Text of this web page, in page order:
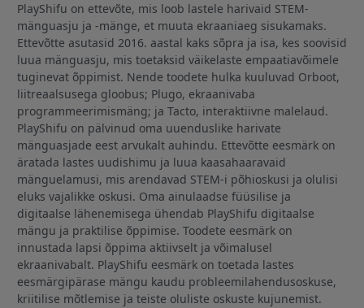
PlayShifu on ettevõte, mis loob lastele harivaid STEM-
mänguasju ja -mänge, et muuta ekraaniaeg sisukamaks.
Ettevõtte asutasid 2016. aastal kaks sõpra ja isa, kes soovisid
luua mänguasju, mis toetaksid väikelaste empaatiavõimele
tuginevat õppimist. Nende toodete hulka kuuluvad Orboot,
liitreaalsusega gloobus; Plugo, ekraanivaba
programmeerimismäng; ja Tacto, interaktiivne malelaud.
PlayShifu on pälvinud oma uuenduslike harivate
mänguasjade eest arvukalt auhindu. Ettevõtte eesmärk on
äratada lastes uudishimu ja luua kaasahaaravaid
mänguelamusi, mis arendavad STEM-i põhioskusi ja olulisi
eluks vajalikke oskusi. Oma ainulaadse füüsilise ja
digitaalse lähenemisega ühendab PlayShifu digitaalse
mängu ja praktilise õppimise. Toodete eesmärk on
innustada lapsi õppima aktiivselt ja võimalusel
ekraanivabalt. PlayShifu eesmärk on toetada lastes
eesmärgipärase mängu kaudu probleemilahendusoskuse,
kriitilise mõtlemise ja teiste oluliste oskuste kujunemist.